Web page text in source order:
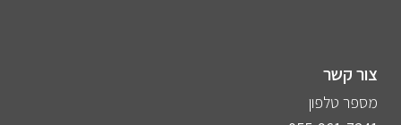
צור קשר
מספר טלפון